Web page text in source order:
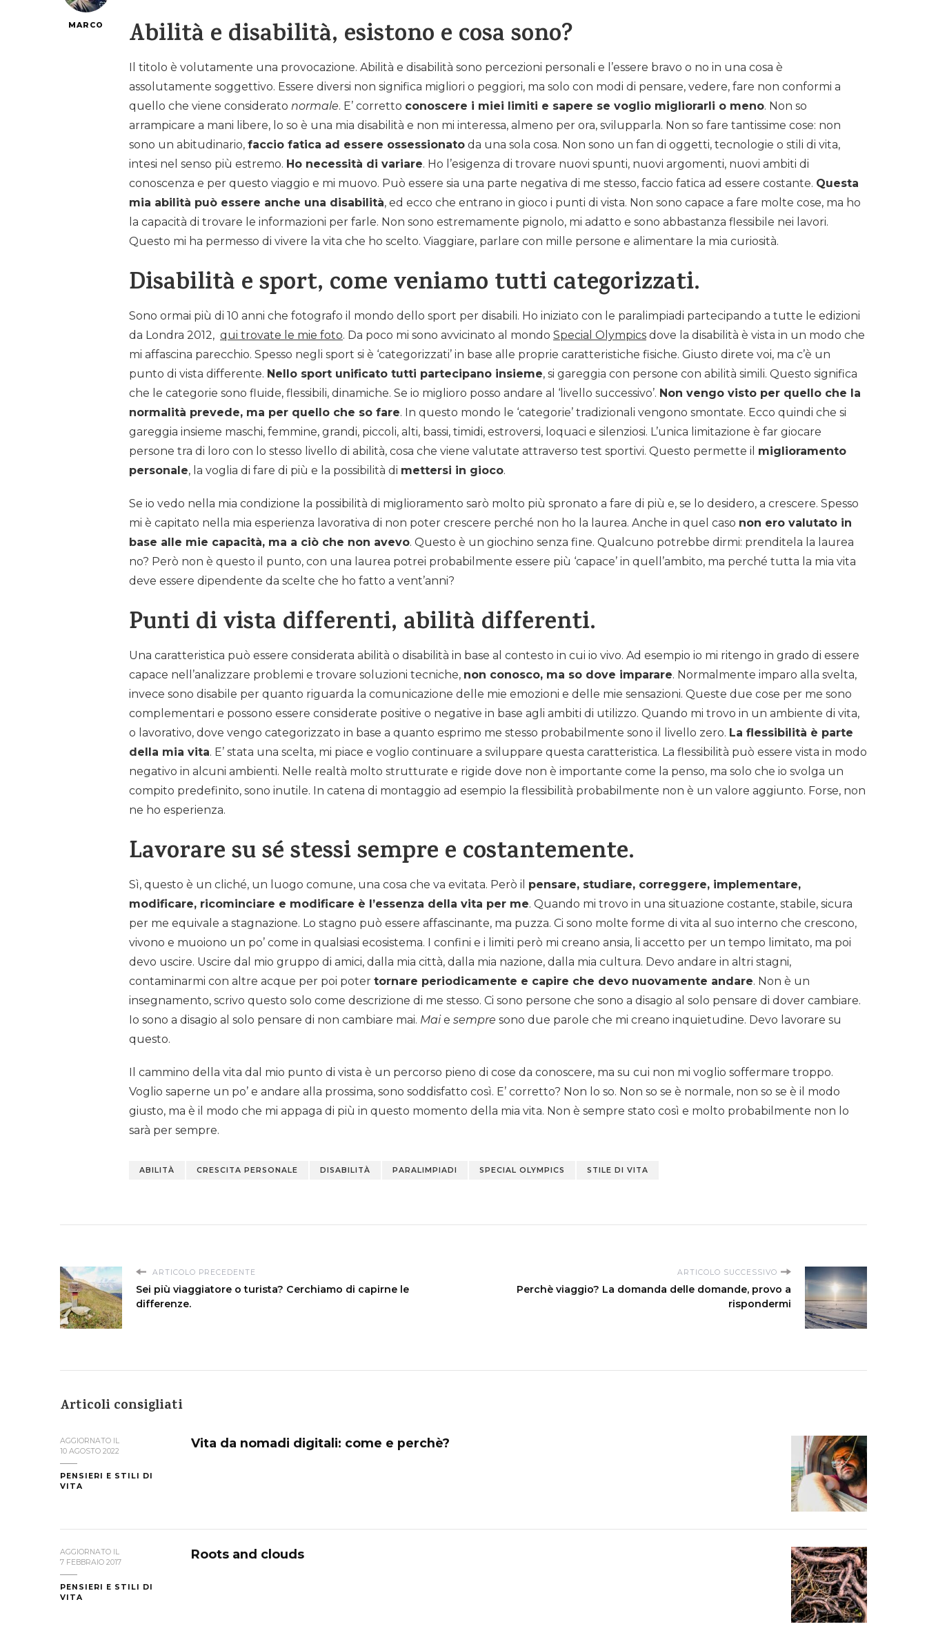
MARCO Abilità e disabilità, esistono e cosa sono?
Il titolo è volutamente una provocazione. Abilità e disabilità sono percezioni personali e l’essere bravo o no in una cosa è
assolutamente soggettivo. Essere diversi non significa migliori o peggiori, ma solo con modi di pensare, vedere, fare non conformi a
quello che viene considerato normale. E’ corretto conoscere i miei limiti e sapere se voglio migliorarli o meno. Non so
arrampicare a mani libere, lo so è una mia disabilità e non mi interessa, almeno per ora, svilupparla. Non so fare tantissime cose: non
sono un abitudinario, faccio fatica ad essere ossessionato da una sola cosa. Non sono un fan di oggetti, tecnologie o stili di vita,
intesi nel senso più estremo. Ho necessità di variare. Ho l’esigenza di trovare nuovi spunti, nuovi argomenti, nuovi ambiti di
conoscenza e per questo viaggio e mi muovo. Può essere sia una parte negativa di me stesso, faccio fatica ad essere costante. Questa
mia abilità può essere anche una disabilità, ed ecco che entrano in gioco i punti di vista. Non sono capace a fare molte cose, ma ho
la capacità di trovare le informazioni per farle. Non sono estremamente pignolo, mi adatto e sono abbastanza flessibile nei lavori.
Questo mi ha permesso di vivere la vita che ho scelto. Viaggiare, parlare con mille persone e alimentare la mia curiosità.
Disabilità e sport, come veniamo tutti categorizzati.
Sono ormai più di 10 anni che fotografo il mondo dello sport per disabili. Ho iniziato con le paralimpiadi partecipando a tutte le edizioni
da Londra 2012, qui trovate le mie foto. Da poco mi sono avvicinato al mondo Special Olympics dove la disabilità è vista in un modo che
mi affascina parecchio. Spesso negli sport si è ‘categorizzati’ in base alle proprie caratteristiche fisiche. Giusto direte voi, ma c’è un
punto di vista differente. Nello sport unificato tutti partecipano insieme, si gareggia con persone con abilità simili. Questo significa
che le categorie sono fluide, flessibili, dinamiche. Se io miglioro posso andare al ‘livello successivo’. Non vengo visto per quello che la
normalità prevede, ma per quello che so fare. In questo mondo le ‘categorie’ tradizionali vengono smontate. Ecco quindi che si
gareggia insieme maschi, femmine, grandi, piccoli, alti, bassi, timidi, estroversi, loquaci e silenziosi. L’unica limitazione è far giocare
persone tra di loro con lo stesso livello di abilità, cosa che viene valutate attraverso test sportivi. Questo permette il miglioramento
personale, la voglia di fare di più e la possibilità di mettersi in gioco.
Se io vedo nella mia condizione la possibilità di miglioramento sarò molto più spronato a fare di più e, se lo desidero, a crescere. Spesso
mi è capitato nella mia esperienza lavorativa di non poter crescere perché non ho la laurea. Anche in quel caso non ero valutato in
base alle mie capacità, ma a ciò che non avevo. Questo è un giochino senza fine. Qualcuno potrebbe dirmi: prenditela la laurea
no? Però non è questo il punto, con una laurea potrei probabilmente essere più ‘capace’ in quell’ambito, ma perché tutta la mia vita
deve essere dipendente da scelte che ho fatto a vent’anni?
Punti di vista differenti, abilità differenti.
Una caratteristica può essere considerata abilità o disabilità in base al contesto in cui io vivo. Ad esempio io mi ritengo in grado di essere
capace nell’analizzare problemi e trovare soluzioni tecniche, non conosco, ma so dove imparare. Normalmente imparo alla svelta,
invece sono disabile per quanto riguarda la comunicazione delle mie emozioni e delle mie sensazioni. Queste due cose per me sono
complementari e possono essere considerate positive o negative in base agli ambiti di utilizzo. Quando mi trovo in un ambiente di vita,
o lavorativo, dove vengo categorizzato in base a quanto esprimo me stesso probabilmente sono il livello zero. La flessibilità è parte
della mia vita. E’ stata una scelta, mi piace e voglio continuare a sviluppare questa caratteristica. La flessibilità può essere vista in modo
negativo in alcuni ambienti. Nelle realtà molto strutturate e rigide dove non è importante come la penso, ma solo che io svolga un
compito predefinito, sono inutile. In catena di montaggio ad esempio la flessibilità probabilmente non è un valore aggiunto. Forse, non
ne ho esperienza.
Lavorare su sé stessi sempre e costantemente.
Sì, questo è un cliché, un luogo comune, una cosa che va evitata. Però il pensare, studiare, correggere, implementare,
modificare, ricominciare e modificare è l’essenza della vita per me. Quando mi trovo in una situazione costante, stabile, sicura
per me equivale a stagnazione. Lo stagno può essere affascinante, ma puzza. Ci sono molte forme di vita al suo interno che crescono,
vivono e muoiono un po’ come in qualsiasi ecosistema. I confini e i limiti però mi creano ansia, li accetto per un tempo limitato, ma poi
devo uscire. Uscire dal mio gruppo di amici, dalla mia città, dalla mia nazione, dalla mia cultura. Devo andare in altri stagni,
contaminarmi con altre acque per poi poter tornare periodicamente e capire che devo nuovamente andare. Non è un
insegnamento, scrivo questo solo come descrizione di me stesso. Ci sono persone che sono a disagio al solo pensare di dover cambiare.
Io sono a disagio al solo pensare di non cambiare mai. Maie sempre sono due parole che mi creano inquietudine. Devo lavorare su
questo.
Il cammino della vita dal mio punto di vista è un percorso pieno di cose da conoscere, ma su cui non mi voglio soffermare troppo.
Voglio saperne un po’ e andare alla prossima, sono soddisfatto così. E’ corretto? Non lo so. Non so se è normale, non so se è il modo
giusto, ma è il modo che mi appaga di più in questo momento della mia vita. Non è sempre stato così e molto probabilmente non lo
sarà per sempre.
ABILITÀ CRESCITA PERSONALE DISABILITÀ PARALIMPIADI SPECIAL OLYMPICS STILE DI VITA
ARTICOLO PRECEDENTE
Sei più viaggiatore o turista? Cerchiamo di capirne le
differenze.
ARTICOLO SUCCESSIVO
Perchè viaggio? La domanda delle domande, provo a
rispondermi
Articoli consigliati
AGGIORNATO IL
10 AGOSTO 2022
PENSIERI E STILI DI
VITA
Vita da nomadi digitali: come e perchè?
AGGIORNATO IL
7 FEBBRAIO 2017
PENSIERI E STILI DI
VITA
Roots and clouds